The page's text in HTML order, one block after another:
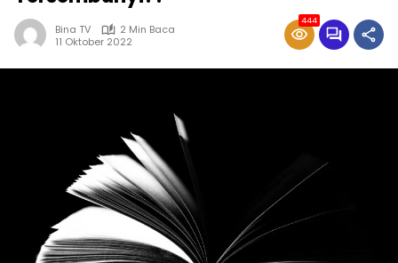
Bina TV
2 Min Baca
11 Oktober 2022
444